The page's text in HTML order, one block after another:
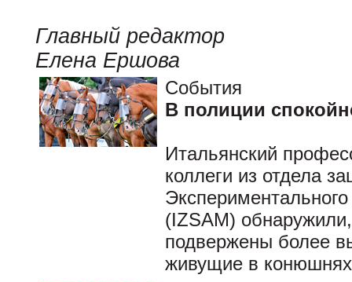
Главный редактор
Елена Ершова
События
В полиции
Итальянский
коллеги из отдела
(IZSAM)
подвержены более
живущие в